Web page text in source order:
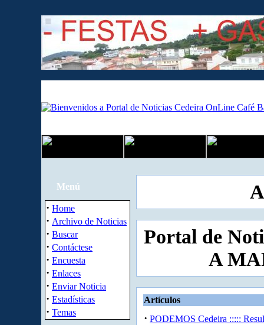
Menú
· Home
· Archivo de Noticias
· Buscar
· Contáctese
· Encuesta
· Enlaces
· Enviar Noticia
· Estadísticas
· Temas
Portal de
A
Artículos
· PODEMOS Cedeira :::::